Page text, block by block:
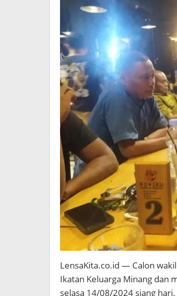
LensaKita.co.id — Calon
Ikatan Keluarga Minang dan
selasa 14/08/2024 siang hari.